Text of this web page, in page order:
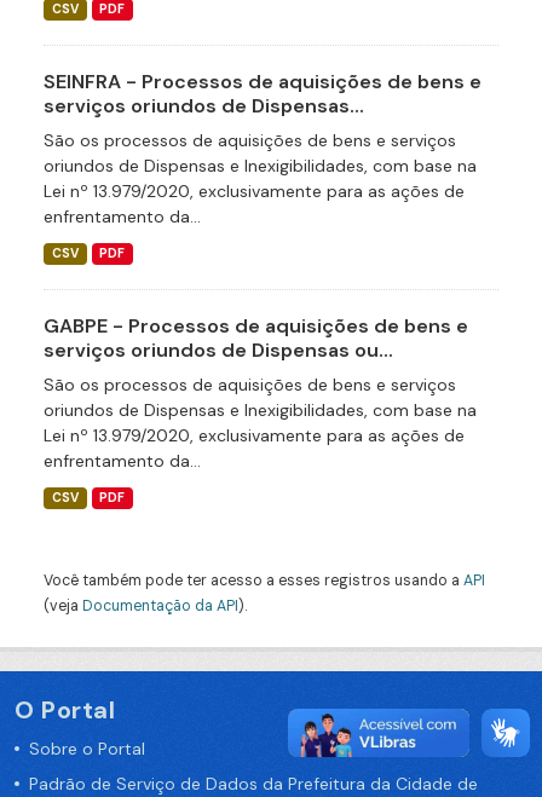
CSV PDF
SEINFRA - Processos de aquisições de bens e
serviços oriundos de Dispensas...
São os processos de aquisições de bens e serviços
oriundos de Dispensas e Inexigibilidades, com base na
Lei nº 13.979/2020, exclusivamente para as ações de
enfrentamento da...
CSV PDF
GABPE - Processos de aquisições de bens e
serviços oriundos de Dispensas ou...
São os processos de aquisições de bens e serviços
oriundos de Dispensas e Inexigibilidades, com base na
Lei nº 13.979/2020, exclusivamente para as ações de
enfrentamento da...
CSV PDF
Você também pode ter acesso a esses registros usando a API
(veja Documentação da API).
O Portal
Sobre o Portal
Padrão de Serviço de Dados da Prefeitura da Cidade de